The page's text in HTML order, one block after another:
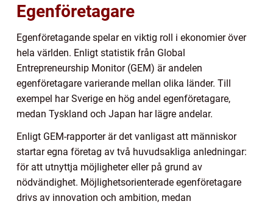
Egenföretagare
Egenföretagande spelar en viktig roll i ekonomier över
hela världen. Enligt statistik från Global
Entrepreneurship Monitor (GEM) är andelen
egenföretagare varierande mellan olika länder. Till
exempel har Sverige en hög andel egenföretagare,
medan Tyskland och Japan har lägre andelar.
Enligt GEM-rapporter är det vanligast att människor
startar egna företag av två huvudsakliga anledningar:
för att utnyttja möjligheter eller på grund av
nödvändighet. Möjlighetsorienterade egenföretagare
drivs av innovation och ambition, medan